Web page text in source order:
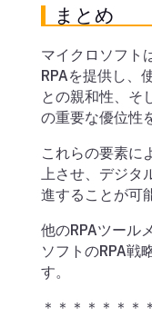
まとめ
マイクロソフト
RPAを提供し、
との親和性、そ
の重要な優位性
これらの要素に
上させ、デジ
進することが可
他のRPAツール
ソフトのRPA戦
す。
＊＊＊＊＊＊＊